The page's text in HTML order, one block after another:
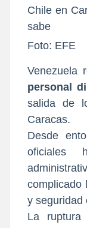
Foto: EFE
Venezuela
personal
salida de
Caracas.
Desde
oficiales
complicado
y seguridad
La ruptura